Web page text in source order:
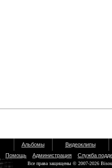
Альбомы
Видеоклипы
Помощь Администрация Служба
Все права защищены © 2007-2026